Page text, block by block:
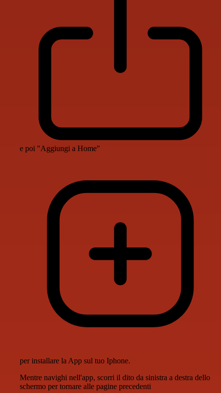
e poi "Aggiungi a Home"
per installare la App sul tuo Iphone.
Mentre navighi nell'app, scorri il dito da sinistra a destra dello
schermo per tornare alle pagine precedenti